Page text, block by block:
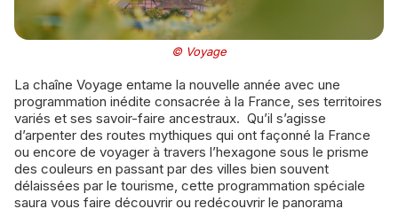
© Voyage
La chaîne Voyage entame la nouvelle année avec une
programmation inédite consacrée à la France, ses territoires
variés et ses savoir-faire ancestraux. Qu’il s’agisse
d’arpenter des routes mythiques qui ont façonné la France
ou encore de voyager à travers l’hexagone sous le prisme
des couleurs en passant par des villes bien souvent
délaissées par le tourisme, cette programmation spéciale
saura vous faire découvrir ou redécouvrir le panorama